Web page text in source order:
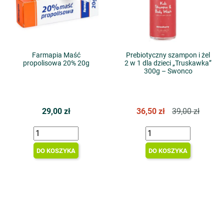
Farmapia Maść
propolisowa 20% 20g
29,00 zł
DO KOSZYKA
Prebiotyczny szampon i żel
2 w 1 dla dzieci „Truskawka”
300g – Swonco
36,50 zł 39,00 zł
DO KOSZYKA